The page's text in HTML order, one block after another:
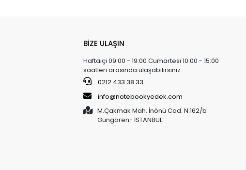
BİZE ULAŞIN
Haftaiçi 09:00 - 19:00 Cumartesi 10:00 - 15:00
saatleri arasında ulaşabilirsiniz.
0212 433 38 33
info@notebookyedek.com
M.Çakmak Mah. İnönü Cad. N.162/b
Güngören- İSTANBUL